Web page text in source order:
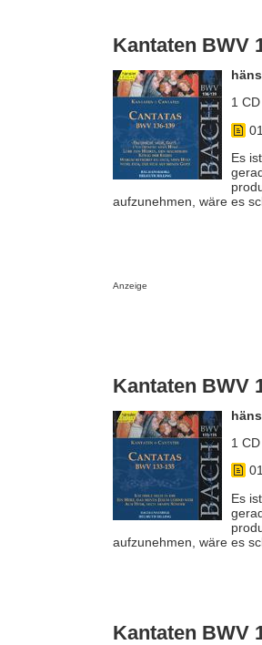
Kantaten BWV
1
Es
aufzunehmen, wäre es
Anzeige
Kantaten BWV
1
Es
aufzunehmen, wäre es
Kantaten BWV